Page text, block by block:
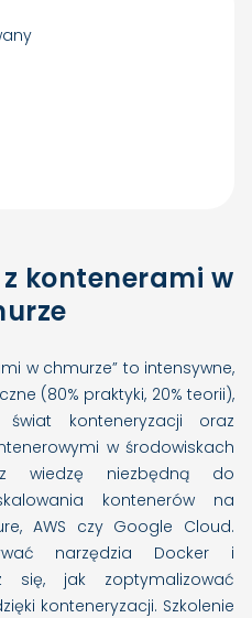
kontenerami w
w chmurze” to intensywne,
(80% praktyki, 20% teorii),
konteneryzacji oraz
w środowiskach
wiedzę niezbędną do
kontenerów na
AWS czy Google Cloud.
narzędzia Docker i
się, jak zoptymalizować
konteneryzacji. Szkolenie